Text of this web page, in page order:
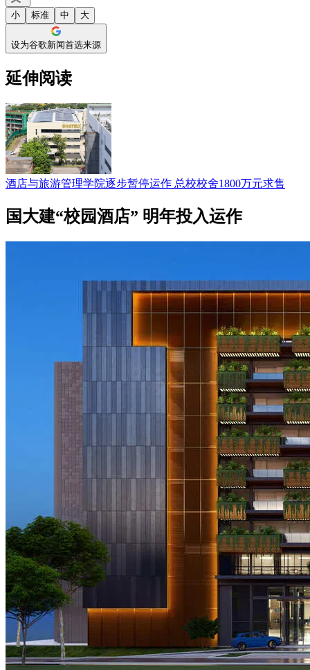
小 标准 中 大
设为谷歌新闻首选来源
延伸阅读
酒店与旅游管理学院逐步暂停运作 总校校舍1800万元求售
国大建“校园酒店” 明年投入运作